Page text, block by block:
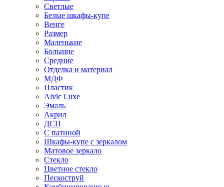
Светлые
Белые шкафы-купе
Венге
Размер
Маленькие
Большие
Средние
Отделка и материал
МДФ
Пластик
Alvic Luxe
Эмаль
Акрил
ДСП
С патиной
Шкафы-купе с зеркалом
Матовое зеркало
Стекло
Цветное стекло
Пескоструй